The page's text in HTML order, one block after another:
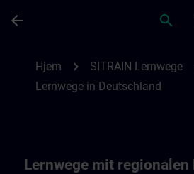
arrow_back search
Hjem chevron_right SITRAIN Lernwege
Lernwege in Deutschland
Lernwege mit regionalen